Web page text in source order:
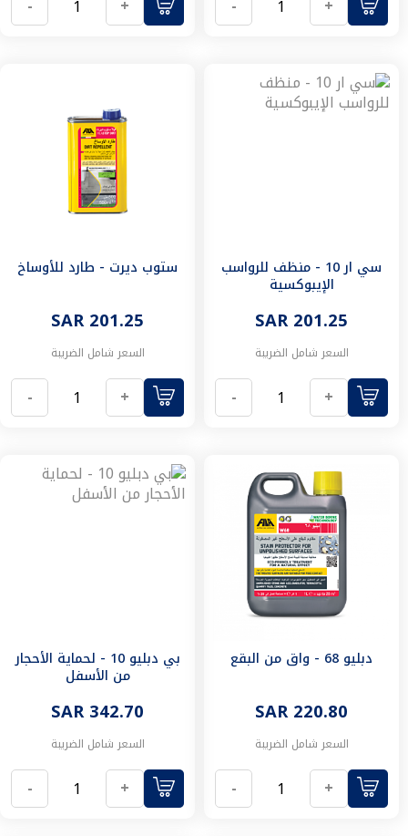
كراسي
معلقة
كراسي
أرضية
تثبيت
الكراسي
شطافات
مسلتزمات
الصحية
الدفن
سخانات
اكسسوارات
الحمام
الابواب
اكسسوارات
الابواب
مسكات
كوالين
مقابض
اكسسوارات
الخزائن
والمطابخ
الذكي
كاميرات
+
-
+
-
سي ار 10 - منظف للرواسب
الإيبوكسية
SAR 201.25
السعر شامل الضريبة
+
-
ستوب ديرت - طارد للأوساخ
SAR 201.25
السعر شامل الضريبة
+
-
دبليو 68 - واق من البقع
SAR 220.80
السعر شامل الضريبة
+
-
بي دبليو 10 - لحماية الأحجار
من الأسفل
SAR 342.70
السعر شامل الضريبة
+
-